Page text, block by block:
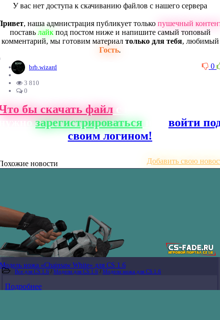
У вас нет доступа к скачиванию файлов с нашего сервера
, наша адмнистрация публикует только пушечный
поставь лайкпод постом ниже и напишите самый топовый
комментарий, мы готовим материал только для тебя, любимый
Гость.
0
brb.wizard
3 810
0
бы скачать файлс нашего сайта,
зарегистрироваться
войти
своим логином!
новости Добавить свою
Модель ножа «Chainsaw White» для CS 1.6
Все для CS 1.6 / Модели для CS 1.6 / Модели ножа для CS 1.6
Подробнее